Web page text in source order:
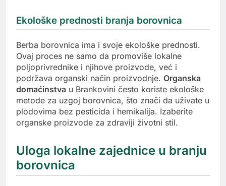
Ekološke prednosti branja borovnica
Berba borovnica ima i svoje ekološke prednosti.
Ovaj proces ne samo da promoviše lokalne
poljoprivrednike i njihove proizvode, već i
podržava organski način proizvodnje. Organska
domaćinstva u Brankovini često koriste ekološke
metode za uzgoj borovnica, što znači da uživate u
plodovima bez pesticida i hemikalija. Izaberite
organske proizvode za zdraviji životni stil.
Uloga lokalne zajednice u branju
borovnica